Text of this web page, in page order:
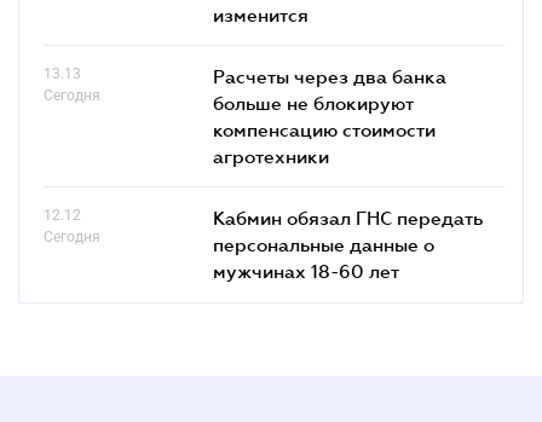
изменится
13.13
Сегодня
Расчеты через два банка
больше не блокируют
компенсацию стоимости
агротехники
12.12
Сегодня
Кабмин обязал ГНС передать
персональные данные о
мужчинах 18-60 лет